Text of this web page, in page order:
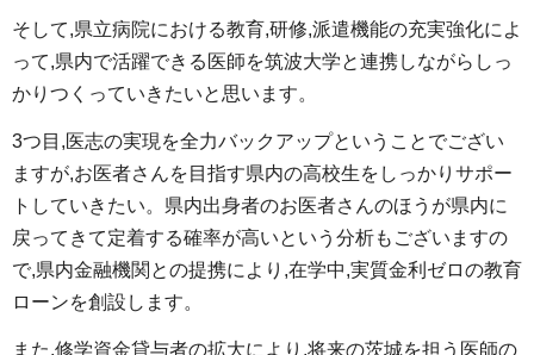
そして,県立病院における教育,研修,派遣機能の充実強化によ
って,県内で活躍できる医師を筑波大学と連携しながらしっ
かりつくっていきたいと思います。
3つ目,医志の実現を全力バックアップということでござい
ますが,お医者さんを目指す県内の高校生をしっかりサポー
トしていきたい。県内出身者のお医者さんのほうが県内に
戻ってきて定着する確率が高いという分析もございますの
で,県内金融機関との提携により,在学中,実質金利ゼロの教育
ローンを創設します。
また,修学資金貸与者の拡大により,将来の茨城を担う医師の